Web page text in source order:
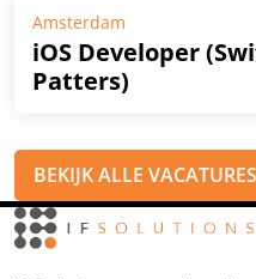
Amsterdam
iOS Developer
Patters)
BEKIJK ALLE VACATURES